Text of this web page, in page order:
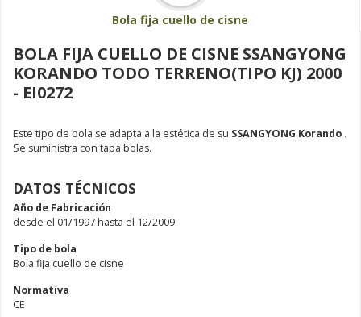
Bola fija cuello de cisne
BOLA FIJA CUELLO DE CISNE SSANGYONG
KORANDO TODO TERRENO(TIPO KJ) 2000
- EI0272
Este tipo de bola se adapta a la estética de su SSANGYONG Korando .
Se suministra con tapa bolas.
DATOS TÉCNICOS
Año de Fabricación
desde el 01/1997 hasta el 12/2009
Tipo de bola
Bola fija cuello de cisne
Normativa
CE